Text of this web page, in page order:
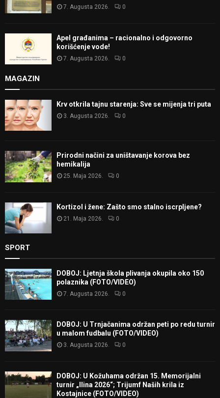
7. Augusta 2026. 0
Apel građanima – racionalno i odgovorno
korišćenje vode!
7. Augusta 2026. 0
MAGAZIN
Krv otkrila tajnu starenja: Sve se mijenja tri puta
3. Augusta 2026. 0
Prirodni načini za uništavanje korova bez
hemikalija
25. Maja 2026. 0
Kortizol i žene: Zašto smo stalno iscrpljene?
21. Maja 2026. 0
SPORT
DOBOJ: Ljetnja škola plivanja okupila oko 150
polaznika (FOTO/VIDEO)
7. Augusta 2026. 0
DOBOJ: U Trnjačanima održan peti po redu turnir
u malom fudbalu (FOTO/VIDEO)
3. Augusta 2026. 0
DOBOJ: U Kožuhama održan 15. Memorijalni
turnir „Ilina 2026“; Trijumf Naših krila iz
Kostajnice (FOTO/VIDEO)